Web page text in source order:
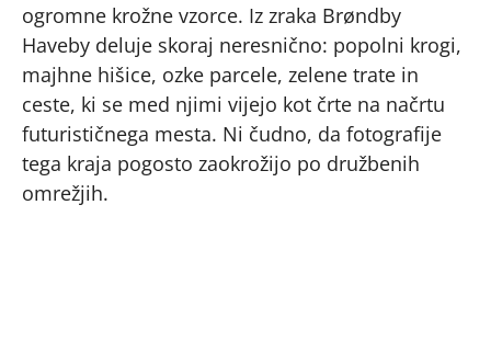
ogromne krožne vzorce. Iz zraka Brøndby
Haveby deluje skoraj neresnično: popolni krogi,
majhne hišice, ozke parcele, zelene trate in
ceste, ki se med njimi vijejo kot črte na načrtu
futurističnega mesta. Ni čudno, da fotografije
tega kraja pogosto zaokrožijo po družbenih
omrežjih.